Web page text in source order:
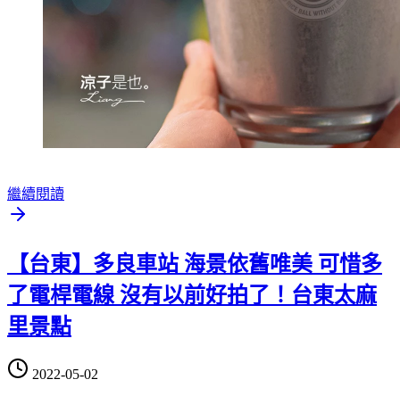
繼續閱讀
【台東】多良車站 海景依舊唯美 可惜多
了電桿電線 沒有以前好拍了！台東太麻
里景點
2022-05-02